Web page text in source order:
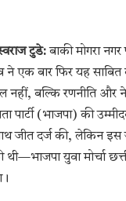
टुडे:बाकी मोगरा
ने एक बार फिर यह साबित
नहीं, बल्कि रणनीति और
पार्टी (भाजपा) की
जीत दर्ज की, लेकिन इस
युवा मोर्चा